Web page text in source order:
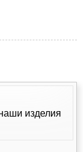
изделия